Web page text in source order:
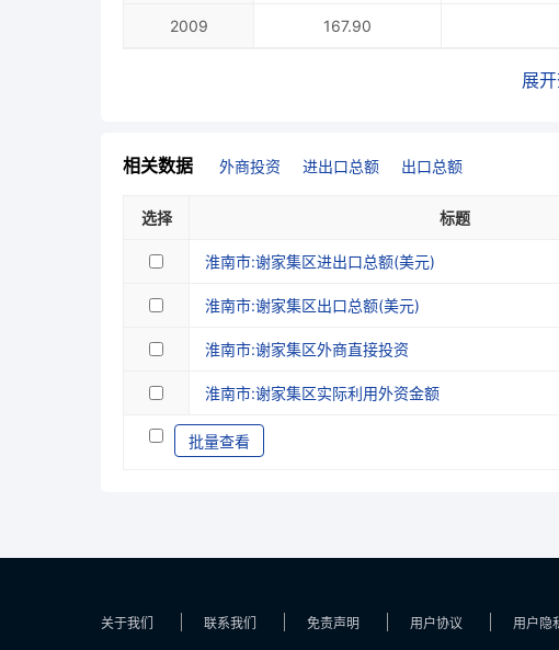
2009 167.90
展
相关数据 外商投资 进出口总额 出口总额
选择 标题
淮南市:谢家集区进出口总额(美元)
淮南市:谢家集区出口总额(美元)
淮南市:谢家集区外商直接投资
淮南市:谢家集区实际利用外资金额
批量查看
关于我们 联系我们 免责声明 用户协议 用户隐